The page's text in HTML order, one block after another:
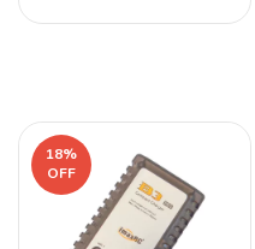
18%
OFF